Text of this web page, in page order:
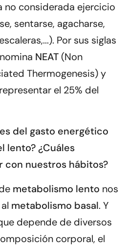
no considerada ejercicio
sentarse, agacharse,
Por sus siglas
NEAT (Non
Thermogenesis) y
el 25% del
del gasto energético
lento? ¿Cuáles
con nuestros hábitos?
metabolismo lento nos
metabolismo basal. Y
depende de diversos
corporal, el